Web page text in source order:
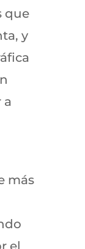
que
y
a
más
el